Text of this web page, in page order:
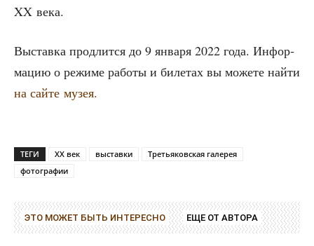
XX века.
Выстав­ка про­длит­ся до 9 янва­ря 2022 года. Инфор­
ма­цию о режи­ме рабо­ты и биле­тах вы може­те най­ти
на сай­те музея.
ТЕГИ XX век выставки
Третьяковская галерея
фотографии
ЭТО МОЖЕТ БЫТЬ ИНТЕРЕСНО ЕЩЕ ОТ АВТОРА